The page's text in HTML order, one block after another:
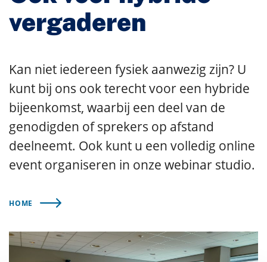
vergaderen
Kan niet iedereen fysiek aanwezig zijn? U
kunt bij ons ook terecht voor een hybride
bijeenkomst, waarbij een deel van de
genodigden of sprekers op afstand
deelneemt. Ook kunt u een volledig online
event organiseren in onze webinar studio.
HOME